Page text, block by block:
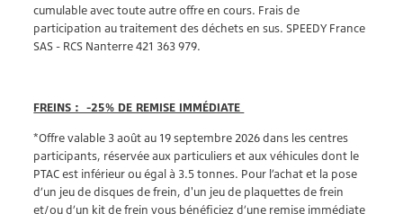
cumulable avec toute autre offre en cours. Frais de
participation au traitement des déchets en sus. SPEEDY France
SAS - RCS Nanterre 421 363 979.
FREINS : -25% DE REMISE IMMÉDIATE
*Offre valable 3 août au 19 septembre 2026 dans les centres
participants, réservée aux particuliers et aux véhicules dont le
PTAC est inférieur ou égal à 3.5 tonnes. Pour l’achat et la pose
d’un jeu de disques de frein, d'un jeu de plaquettes de frein
et/ou d’un kit de frein vous bénéficiez d’une remise immédiate